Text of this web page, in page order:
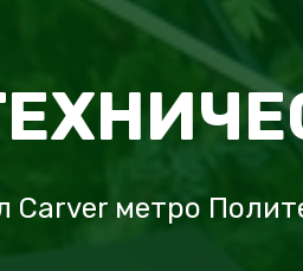
Carver метро